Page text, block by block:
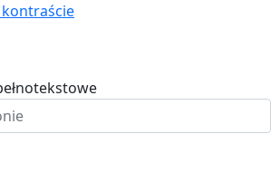
kolorów
na motyw wysokiej widoczności
czcionki na 150%
czcionki na 125%
czcionki na 100%